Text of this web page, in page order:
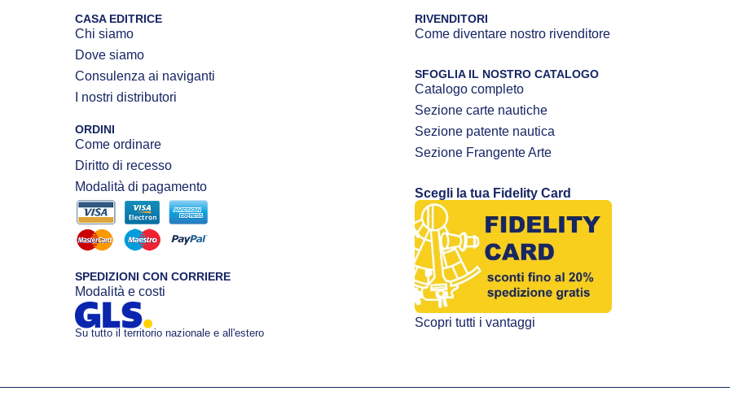
CASA EDITRICE
Chi siamo
Dove siamo
Consulenza ai naviganti
I nostri distributori
ORDINI
Come ordinare
Diritto di recesso
Modalità di pagamento
SPEDIZIONI CON CORRIERE
Modalità e costi
Su tutto il territorio nazionale e all'estero
RIVENDITORI
Come diventare nostro rivenditore
SFOGLIA IL NOSTRO CATALOGO
Catalogo completo
Sezione carte nautiche
Sezione patente nautica
Sezione Frangente Arte
Scegli la tua Fidelity Card
Scopri tutti i vantaggi